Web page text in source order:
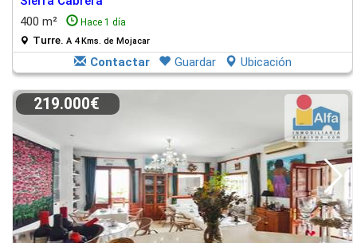
400 m²
Hace 1 día
Turre. A 4 Kms. de Mojacar
Contactar Guardar Ubicación
219.000€